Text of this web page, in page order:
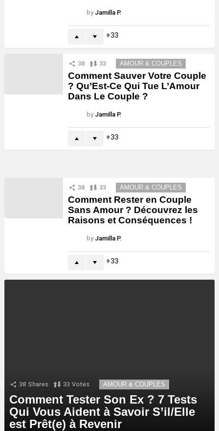
by Jamilla P.
33
38 33 AMOUR & COUPLES
Comment Sauver Votre Couple
? Qu’Est-Ce Qui Tue L’Amour
Dans Le Couple ?
by Jamilla P.
33
38 33 AMOUR & COUPLES
Comment Rester en Couple
Sans Amour ? Découvrez les
Raisons et Conséquences !
by Jamilla P.
33
38 Shares 33 Votes AMOUR & COUPLES
Comment Tester Son Ex ? 7 Tests
Qui Vous Aident à Savoir S’il/Elle
est Prêt(e) à Revenir